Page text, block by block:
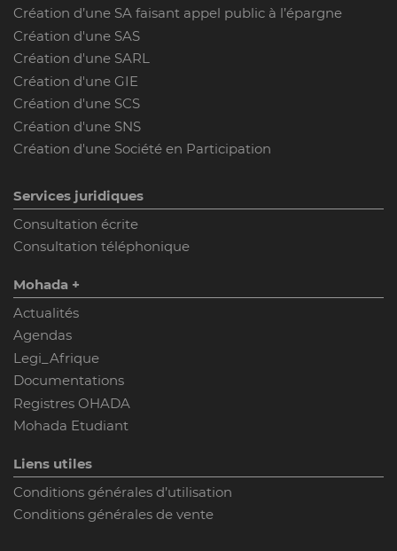
Création d’une SA faisant appel public à l’épargne
Création d'une SAS
Création d'une SARL
Création d'une GIE
Création d'une SCS
Création d'une SNS
Création d'une Société en Participation
Services juridiques
Consultation écrite
Consultation téléphonique
Mohada +
Actualités
Agendas
Legi_Afrique
Documentations
Registres OHADA
Mohada Etudiant
Liens utiles
Conditions générales d’utilisation
Conditions générales de vente